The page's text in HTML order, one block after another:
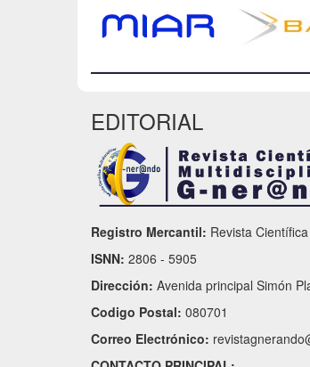
EDITORIAL
Registro Mercantil: Revista
ISNN: 2806 - 5905
Dirección: Avenida principal Simón
Codigo Postal: 080701
Correo Electrónico: